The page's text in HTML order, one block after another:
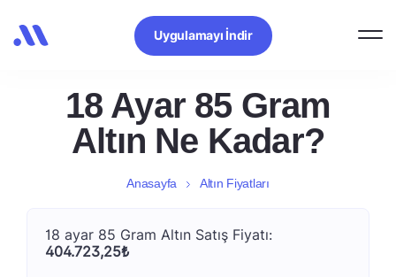
Uygulamayı İndir
18 Ayar 85 Gram
Altın Ne Kadar?
Anasayfa Altın Fiyatları
18 ayar 85 Gram Altın Satış Fiyatı:
404.723,25₺